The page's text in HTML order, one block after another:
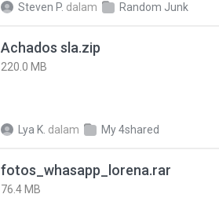
Steven P. dalam Random Junk
Achados sla.zip
220.0 MB
Lya K. dalam My 4shared
fotos_whasapp_lorena.rar
76.4 MB